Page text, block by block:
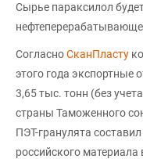
Сырье параксилол
СогласноСканПласту
этого года экспортные
3,65 тыс. тонн (без
страны Таможенного
ПЭТ-гранулята
российского